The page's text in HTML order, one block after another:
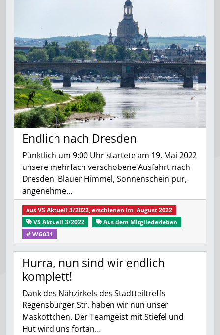
Endlich nach Dresden
Pünktlich um 9:00 Uhr startete am 19. Mai 2022
unsere mehrfach verschobene Ausfahrt nach
Dresden. Blauer Himmel, Sonnenschein pur,
angenehme…
ausVS Aktuell 3/2022, erschienen im August 2022
VS Aktuell 3/2022
Aus dem Mitgliederleben
WG031
Hurra, nun sind wir ­endlich
komplett!
Dank des Nähzirkels des Stadtteiltreffs
Regensburger Str. haben wir nun unser
Maskottchen. Der Teamgeist mit Stiefel und
Hut wird uns fortan…